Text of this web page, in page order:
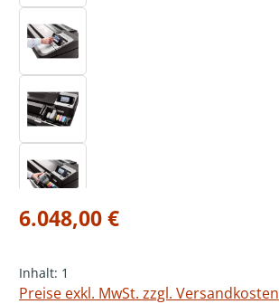
Regulärer Preis:
6.048,00 €
Inhalt: 1
Preise exkl. MwSt. zzgl. Versandkosten